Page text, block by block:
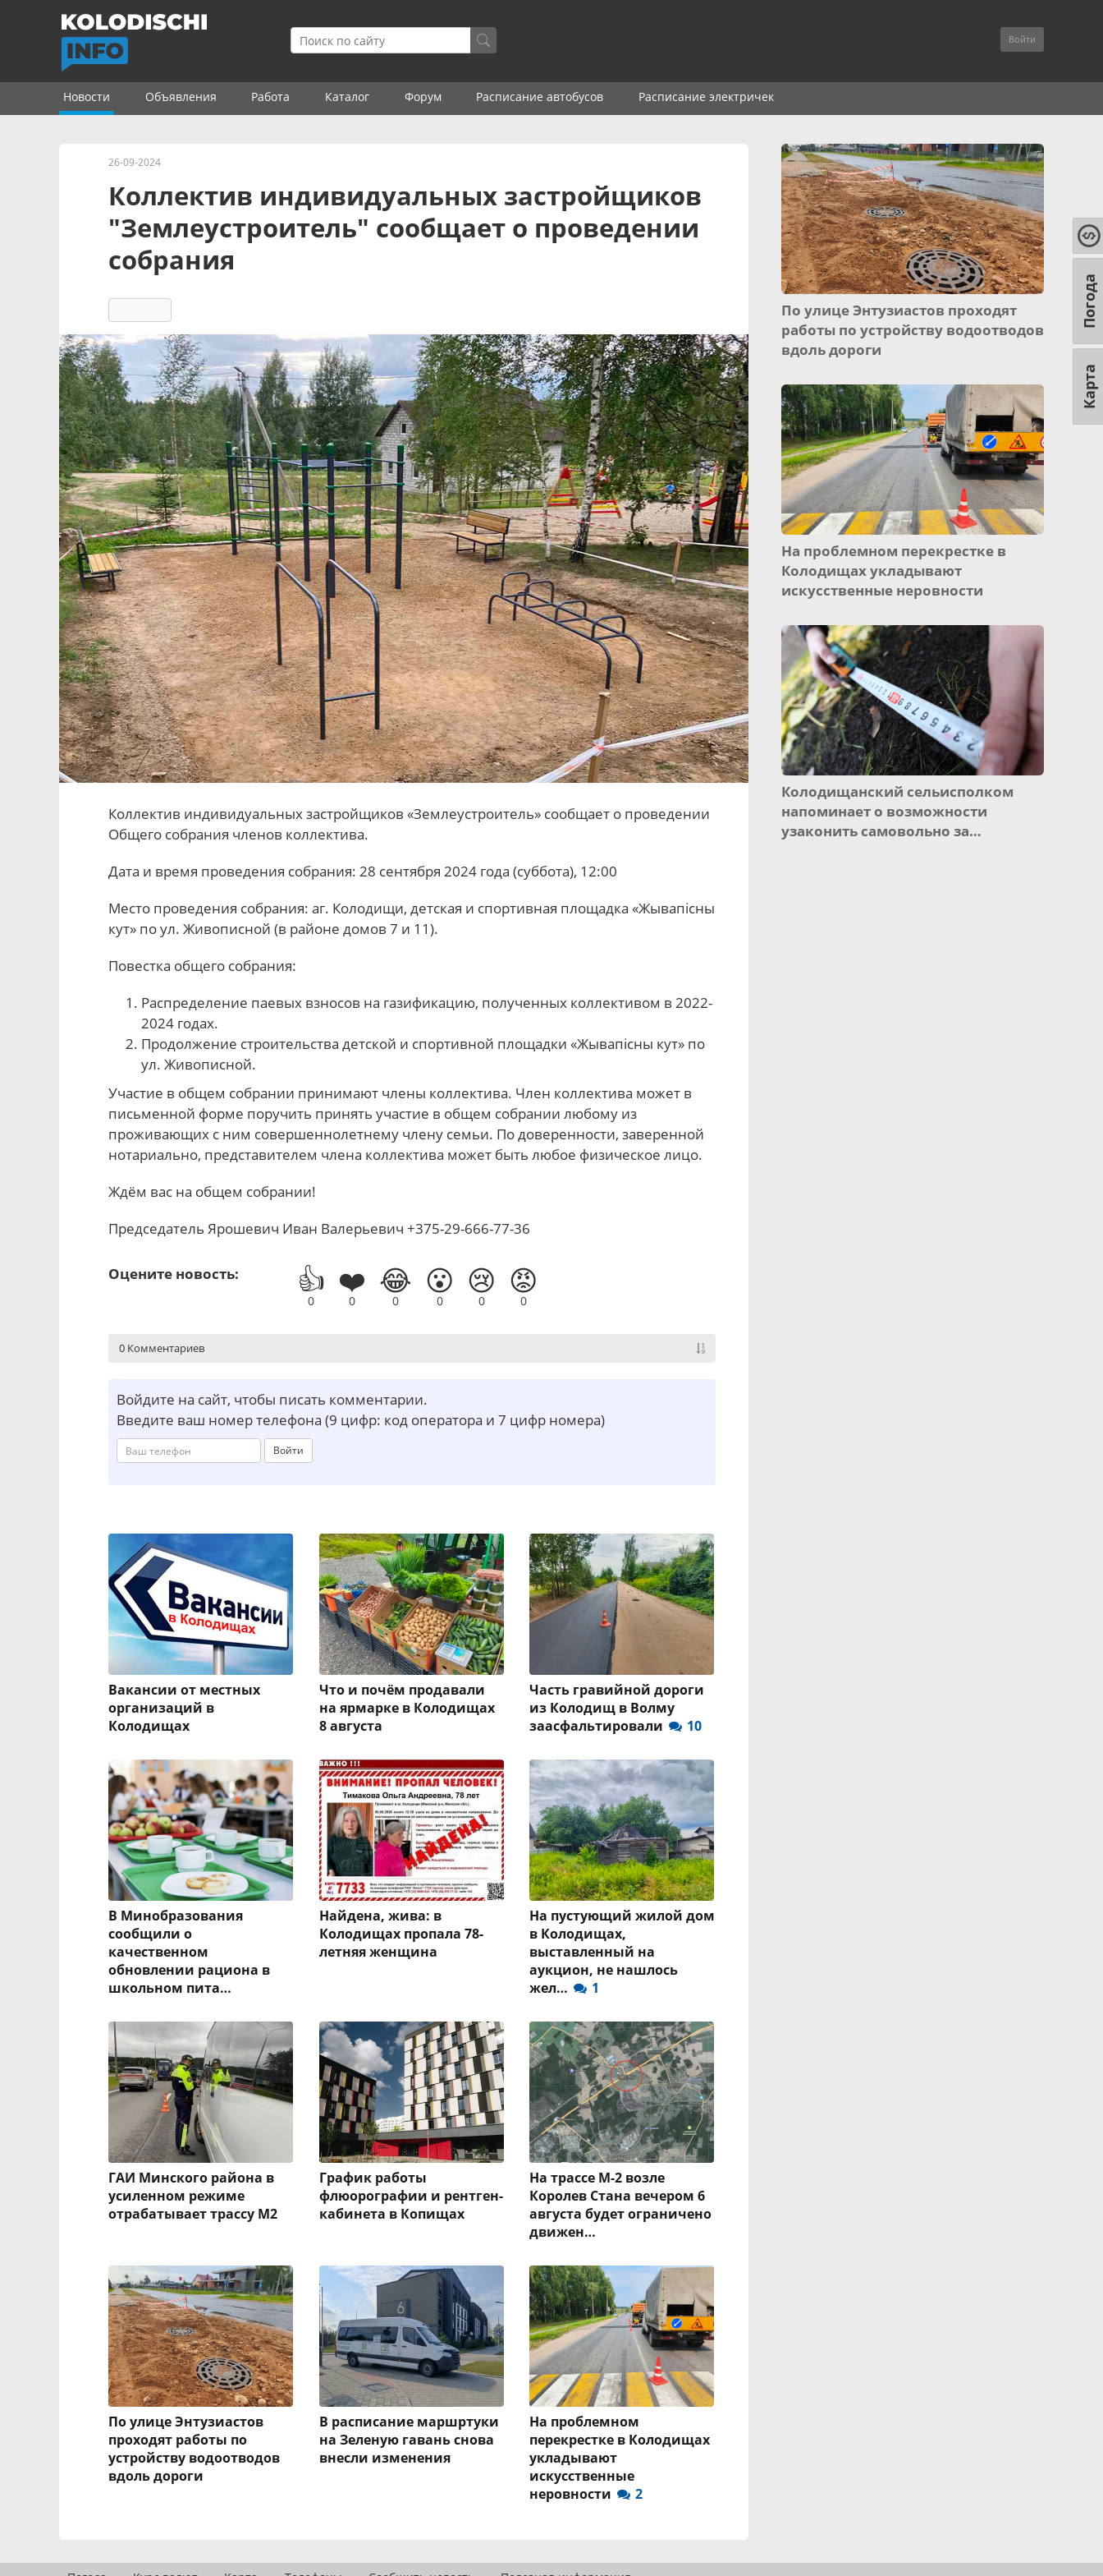
Войти
Новости Объявления Работа Каталог Форум Расписание автобусов Расписание электричек
26-09-2024
Коллектив индивидуальных застройщиков
"Землеустроитель" сообщает о проведении
собрания
Коллектив индивидуальных застройщиков «Землеустроитель» сообщает о проведении
Общего собрания членов коллектива.
Дата и время проведения собрания: 28 сентября 2024 года (суббота), 12:00
Место проведения собрания: аг. Колодищи, детская и спортивная площадка «Жывапісны
кут» по ул. Живописной (в районе домов 7 и 11).
Повестка общего собрания:
Распределение паевых взносов на газификацию, полученных коллективом в 2022-
2024 годах.
Продолжение строительства детской и спортивной площадки «Жывапісны кут» по
ул. Живописной.
Участие в общем собрании принимают члены коллектива. Член коллектива может в
письменной форме поручить принять участие в общем собрании любому из
проживающих с ним совершеннолетнему члену семьи. По доверенности, заверенной
нотариально, представителем члена коллектива может быть любое физическое лицо.
Ждём вас на общем собрании!
Председатель Ярошевич Иван Валерьевич +375-29-666-77-36
Оцените новость: 👍
0
❤️
0
😂
0
😮
0
😢
0
😡
0
0 Комментариев
Войдите на сайт, чтобы писать комментарии.
Введите ваш номер телефона (9 цифр: код оператора и 7 цифр номера)
Войти
Вакансии от местных
организаций в
Колодищах
Что и почём продавали
на ярмарке в Колодищах
8 августа
Часть гравийной дороги
из Колодищ в Волму
заасфальтировали
10
В Минобразования
сообщили о
качественном
обновлении рациона в
школьном пита…
Найдена, жива: в
Колодищах пропала 78-
летняя женщина
На пустующий жилой дом
в Колодищах,
выставленный на
аукцион, не нашлось
жел…
1
ГАИ Минского района в
усиленном режиме
отрабатывает трассу М2
График работы
флюорографии и рентген-
кабинета в Копищах
На трассе М-2 возле
Королев Стана вечером 6
августа будет ограничено
движен…
По улице Энтузиастов
проходят работы по
устройству водоотводов
вдоль дороги
В расписание маршртуки
на Зеленую гавань снова
внесли изменения
На проблемном
перекрестке в Колодищах
укладывают
искусственные
неровности
2
По улице Энтузиастов проходят
работы по устройству водоотводов
вдоль дороги
На проблемном перекрестке в
Колодищах укладывают
искусственные неровности
Колодищанский сельисполком
напоминает о возможности
узаконить самовольно за…
Карта
Погода